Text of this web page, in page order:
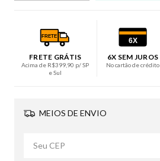
FRETE
FRETE GRÁTIS
Acima de R$399,90 p/ SP
e Sul
6X
6X SEM JUROS
No cartão de crédito
MEIOS DE ENVIO